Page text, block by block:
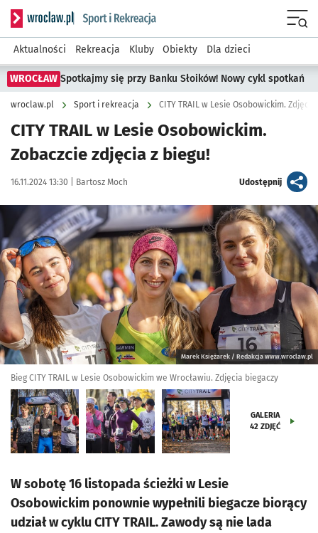
Serwis informacyjny wroclaw.pl podserwis: Sport i rekreacja
Aktualności Rekreacja Kluby Obiekty Dla dzieci
WROCŁAW Spotkajmy się przy Banku Słoików! Nowy cykl spotkań
wroclaw.pl Sport i rekreacja CITY TRAIL w Lesie Osobowickim.
CITY TRAIL w Lesie Osobowickim.
Zobaczcie zdjęcia z biegu!
Data publikacji:
16.11.2024 13:30 | Autor:
Bartosz Moch Udostępnijartykuł
Kliknij, aby zobaczyć galerię
Marek Księżarek / Redakcja www.wroclaw.pl
Bieg CITY TRAIL w Lesie Osobowickim we Wrocławiu. Zdjęcia biegaczy
GALERIA
42 ZDJĘĆ
W sobotę 16 listopada ścieżki w Lesie
Osobowickim ponownie wypełnili biegacze biorący
udział w cyklu CITY TRAIL. Zawody są nie lada